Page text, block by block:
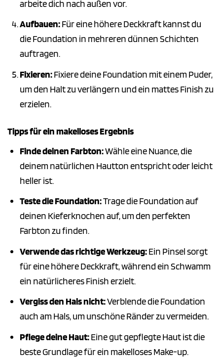
arbeite dich nach außen vor.
Aufbauen:Für eine höhere Deckkraft kannst du
die Foundation in mehreren dünnen Schichten
auftragen.
Fixieren:Fixiere deine Foundation mit einem Puder,
um den Halt zu verlängern und ein mattes Finish zu
erzielen.
Tipps für ein makelloses Ergebnis
Finde deinen Farbton:Wähle eine Nuance, die
deinem natürlichen Hautton entspricht oder leicht
heller ist.
Teste die Foundation:Trage die Foundation auf
deinen Kieferknochen auf, um den perfekten
Farbton zu finden.
Verwende das richtige Werkzeug:Ein Pinsel sorgt
für eine höhere Deckkraft, während ein Schwamm
ein natürlicheres Finish erzielt.
Vergiss den Hals nicht:Verblende die Foundation
auch am Hals, um unschöne Ränder zu vermeiden.
Pflege deine Haut:Eine gut gepflegte Haut ist die
beste Grundlage für ein makelloses Make-up.